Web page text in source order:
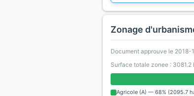
Zonage
Document approuve le 2018-
Surface totale zonee : 3081.2
Agricole (A) — 68% (2095.7